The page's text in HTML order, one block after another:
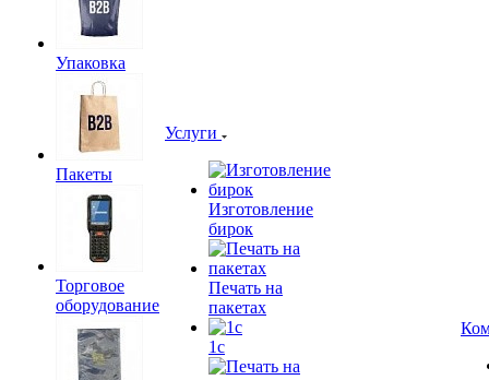
Упаковка
Пакеты
Торговое
оборудование
Услуги
Изготовление
бирок
Печать на
пакетах
1c